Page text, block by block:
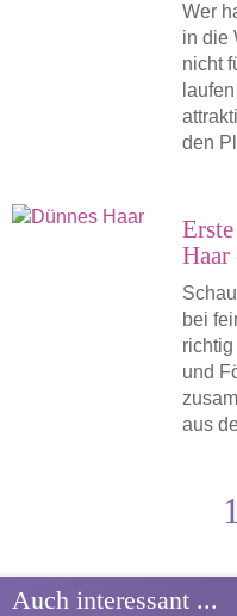
Wer
in die
nicht
den
Haar
bei
und
aus
Auch interessant ...